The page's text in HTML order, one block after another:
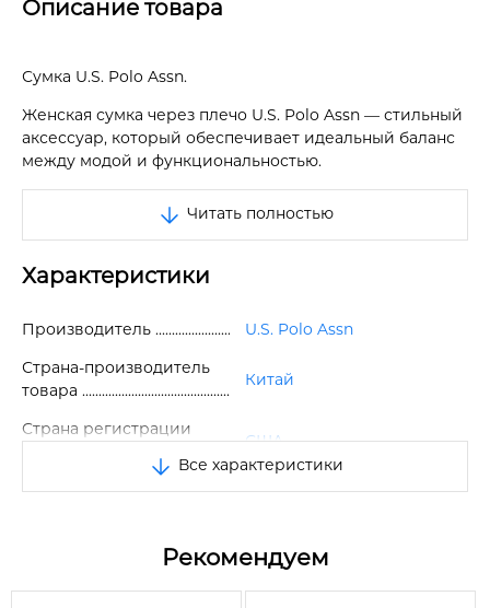
Описание товара
Сумка U.S. Polo Assn.
Женская сумка через плечо U.S. Polo Assn — стильный
аксессуар, который обеспечивает идеальный баланс
между модой и функциональностью.
и станет универсальным дополнением как к модным
сезонным платьям, так и к повседневным нарядам.
Сумка отличается оригинальным стилем и
Имеет одно основное отделение на молнии, внутри —
один накладной карман.
Снаружи предусмотрен ещё один удобный карман
для быстрого доступа к мелочам.
Оснащена длинным регулируемым текстильным
ремешком, который позволяет носить сумку через
Отличное качество.
Размер: 21*14 *6,5 см.
Читать полностью
Характеристики
Производитель
U.S. Polo Assn
Страна-производитель
товара
Китай
Страна регистрации
США
Размер
One size
Верх: 40% хлопок,60%
100% полиэстер
Все характеристики
Рекомендуем